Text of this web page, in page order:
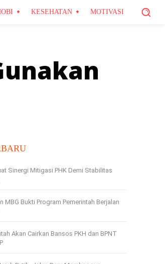
KESEHATAN MOTIVASI
Sinergi Mitigasi PHK Demi Stabilitas
MBG Bukti Program Pemerintah Berjalan
Akan Cairkan Bansos PKH dan BPNT